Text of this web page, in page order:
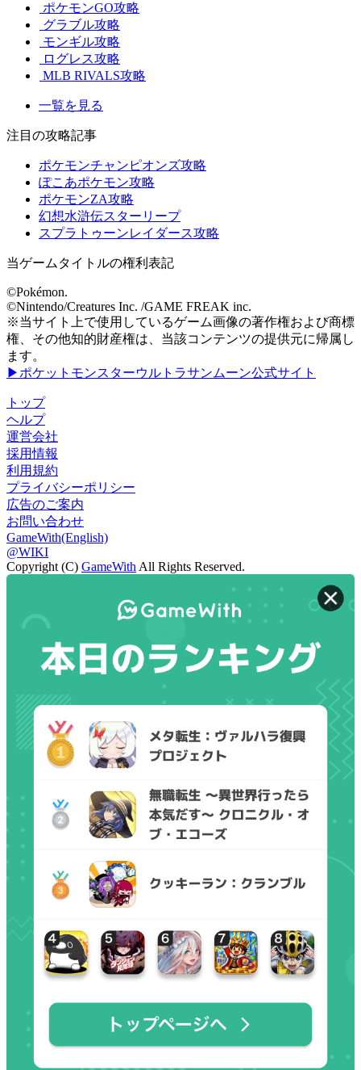
ポケモンGO攻略
グラブル攻略
モンギル攻略
ログレス攻略
MLB RIVALS攻略
一覧を見る
注目の攻略記事
ポケモンチャンピオンズ攻略
ぽこあポケモン攻略
ポケモンZA攻略
幻想水滸伝スターリープ
スプラトゥーンレイダース攻略
当ゲームタイトルの権利表記
©Pokémon.
©Nintendo/Creatures Inc. /GAME FREAK inc.
※当サイト上で使用しているゲーム画像の著作権および商標
権、その他知的財産権は、当該コンテンツの提供元に帰属し
ます。
▶ポケットモンスターウルトラサンムーン公式サイト
トップ
ヘルプ
運営会社
採用情報
利用規約
プライバシーポリシー
広告のご案内
お問い合わせ
GameWith(English)
@WIKI
Copyright (C) GameWith All Rights Reserved.